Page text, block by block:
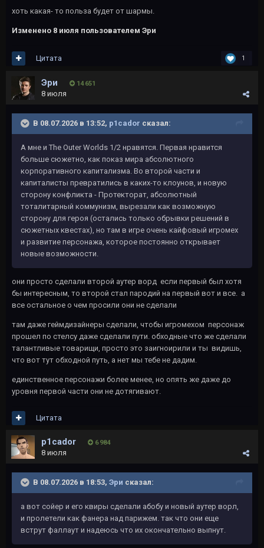
хоть какая- то польза будет от шармы.
Изменено 8 июля пользователем Эри
1
Цитата
Эри 14 651
8 июля
В 08.07.2026 в 13:52, p1cador сказал:
А мне и The Outer Worlds 1/2 нравятся. Первая нравится
больше сюжетно, как показ мира абсолютного
корпоративного капитализма. Во второй части и
капиталисты превратились в каких-то клоунов, и новую
сторону конфликта - Протекторат, абсолютный
тоталитарный коммунизм, вырезали как возможную
сторону для героя (остались только обрывки решений в
сюжетных квестах), но там в игре очень кайфовый игромех
и развитие персонажа, которое постоянно открывает
новые возможности.
они просто сделали второй аутер ворд если первый был хотя
бы интересным, то второй стал пародий на первый вот и все. а
все остальное о чем просили они не сделали
там даже геймдизайнеры сделали, чтобы игромехом персонаж
прошел по стелсу даже сделали пути. обходные что же сделали
талантливые товарищи, просто это заигноирили и ты видишь,
что вот тут обходной путь, а нет мы тебе не дадим.
единственное персонажи более менее, но опять же даже до
уровня первой части они не дотягивают.
Цитата
p1cador 6 984
8 июля
В 08.07.2026 в 18:53, Эри сказал:
а вот сойер и его квиры сделали абобу и новый аутер ворл,
и пролетели как фанера над парижем. так что они еще
вструт фаллаут и надеюсь что их окончательно выпнут.